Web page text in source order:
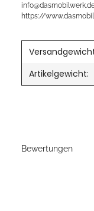
https://
Artikelgewicht:
Bewertungen